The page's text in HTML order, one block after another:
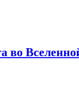
во